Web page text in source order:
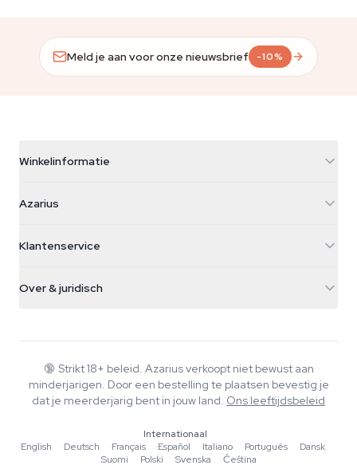
Meld je aan voor onze nieuwsbrief -10%
Winkelinformatie
Galvaniweg 11
Nederland
+31(0)204897914
Azarius
Smokeshop
Klantenservice
Retourbeleid
Veelgestelde vragen
Privacybeleid
Over & juridisch
Wiki
Schrijvers
Tools & Calculators
🔞 Strikt 18+ beleid. Azarius verkoopt niet bewust aan
minderjarigen. Door een bestelling te plaatsen bevestig je
dat je meerderjarig bent in jouw land. Ons leeftijdsbeleid
Internationaal
English
·Deutsch ·Français ·Español ·Italiano ·Português ·Dansk
·
Suomi
·Polski ·Svenska ·Čeština